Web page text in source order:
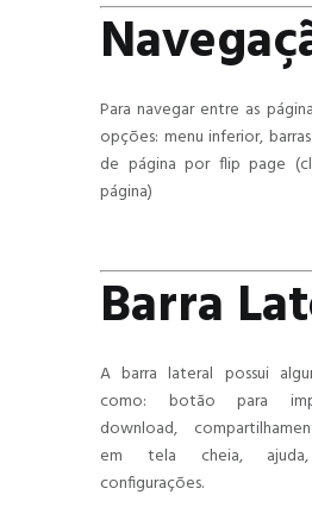
Para navegar entre as
opções: menu inferior,
de página por flip page
página)
Barra
A barra lateral possui
como: botão para
download,
em tela cheia,
configurações.